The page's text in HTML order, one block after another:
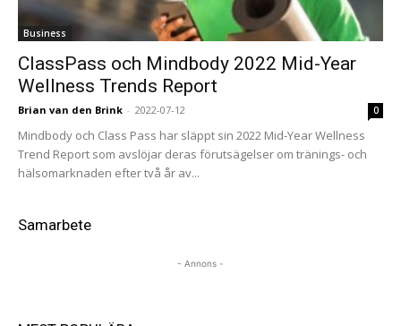
Business
ClassPass och Mindbody 2022 Mid-Year
Wellness Trends Report
Brian van den Brink - 2022-07-12 0
Mindbody och Class Pass har släppt sin 2022 Mid-Year Wellness
Trend Report som avslöjar deras förutsägelser om tränings- och
hälsomarknaden efter två år av...
Samarbete
- Annons -